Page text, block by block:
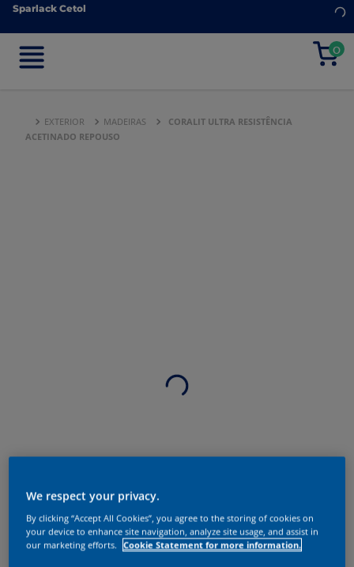
Sparlack Cetol
0
Sparlack Cetol
0
EXTERIOR MADEIRAS
CORALIT ULTRA RESISTÊNCIA
ACETINADO REPOUSO
We respect your privacy.
By clicking “Accept All Cookies”, you agree to the storing of cookies on
your device to enhance site navigation, analyze site usage, and assist in
our marketing efforts.
Cookie Statement for more information.